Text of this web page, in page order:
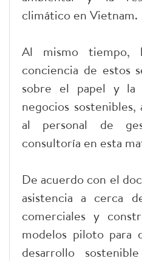
climático en Vietnam.
Al mismo tiempo,
conciencia de estos
sobre el papel y la
negocios sostenibles,
al personal de
consultoría en esta
De acuerdo con el
asistencia a cerca
comerciales y
modelos piloto para
desarrollo